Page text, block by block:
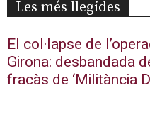
Les més llegides
El col·lapse de
Girona: desbandada
fracàs de ‘Militància